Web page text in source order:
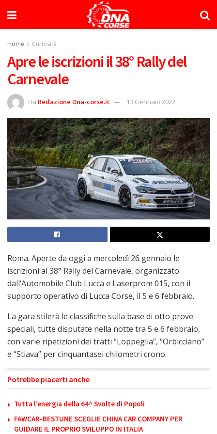
Home Curiosità
Apre le iscrizioni il 38° Rally del
Carnevale
Da Redazione Dna-corse.it 13 Gennaio 2022
Roma. Aperte da oggi a mercoledì 26 gennaio le
iscrizioni al 38° Rally del Carnevale, organizzato
dall’Automobile Club Lucca e Laserprom 015, con il
supporto operativo di Lucca Corse, il 5 e 6 febbraio.
La gara stilerà le classifiche sulla base di otto prove
speciali, tutte disputate nella notte tra 5 e 6 febbraio,
con varie ripetizioni dei tratti “Loppeglia”, “Orbicciano”
e “Stiava” per cinquantasei chilometri crono.
Potrebbe piacerti anche
Tutta l’energia della 64^ Svolte di Popoli
FAWCAR-BESTUNE SCEGLIE CHINA CAR COMPANY PER
GUIDARE IL PROPRIO SVILUPPO IN ITALIA